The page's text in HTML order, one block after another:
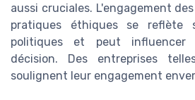
aussi cruciales. L'engagement
pratiques éthiques se reflète
politiques et peut influencer
décision. Des entreprises
soulignent leur engagement